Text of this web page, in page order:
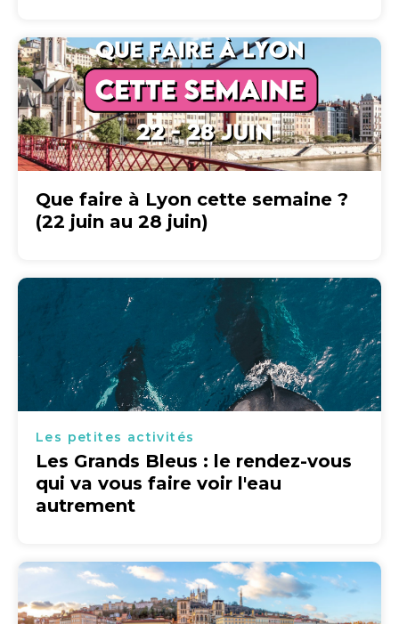
Que faire à Lyon cette semaine ?
(22 juin au 28 juin)
Les petites activités
Les Grands Bleus : le rendez-vous
qui va vous faire voir l'eau
autrement